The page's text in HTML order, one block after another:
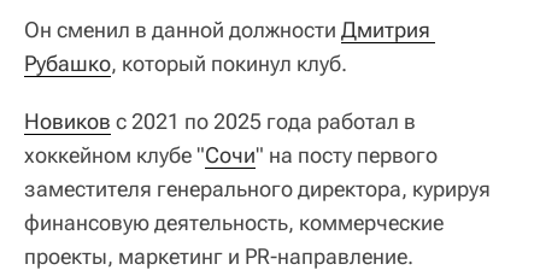
Он сменил в данной должности Дмитрия
Рубашко, который покинул клуб.
Новиков с 2021 по 2025 года работал в
хоккейном клубе "Сочи" на посту первого
заместителя генерального директора, курируя
финансовую деятельность, коммерческие
проекты, маркетинг и PR-направление.